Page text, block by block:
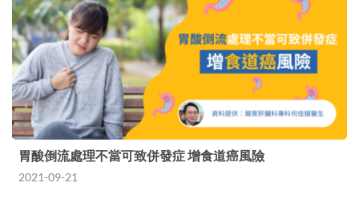
胃酸倒流處理不當可致併發症 增食道癌風險
2021-09-21